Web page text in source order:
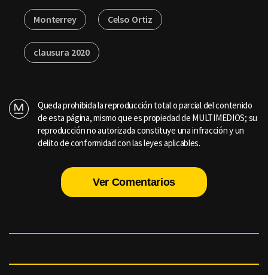
Monterrey Celso Ortiz
clausura 2020
Queda prohibida la reproducción total o parcial del contenido
de esta página, mismo que es propiedad de MULTIMEDIOS; su
reproducción no autorizada constituye una infracción y un
delito de conformidad con las leyes aplicables.
Ver Comentarios